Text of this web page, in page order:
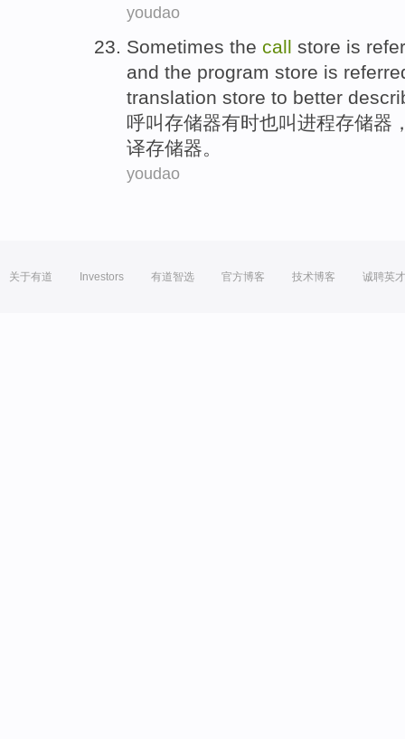
youdao
Sometimes the call store is
and the program store is
translation store to better
呼叫存储器有时也叫进程存储器
译存储器。
youdao
关于有道 Investors 有道智选 官方博客 技术博客 诚聘英才